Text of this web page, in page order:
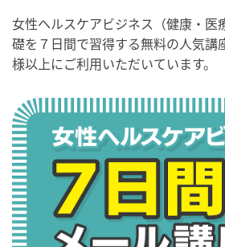
女性ヘルスケアビジネス（健康・医
礎を７日間で習得する無料の人気講
様以上にご利用いただいています。